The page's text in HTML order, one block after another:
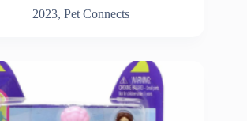
2023, Pet Connects